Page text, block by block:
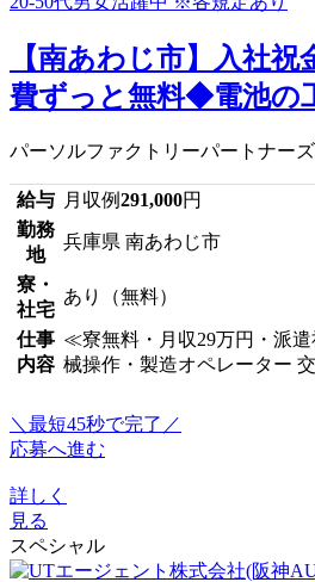
【南あわじ市】入社祝
費ずっと無料◆電池の
パーソルファクトリーパートナー
給与 月収例291,000円
勤務
地
兵庫県 南あわじ市
寮・
社宅
あり（無料）
仕事
内容
≪寮無料・月収29万円・派
械操作・製造オペレーター
＼最短45秒で完了／
応募へ進む
詳しく
見る
スペシャル